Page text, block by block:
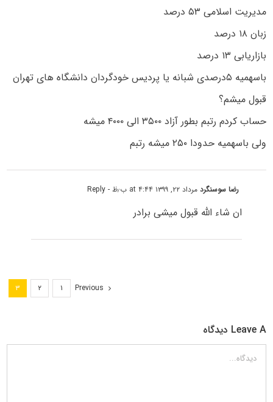
مدیریت اسلامی ۵۳ درصد
زبان ۱۸ درصد
بازاریابی ۱۳ درصد
باسهمیه ۵درصدی شبانه یا پردیس خودگردان دانشگاه های تهران
قبول میشم؟
حساب کردم رتبم بطور آزاد ۳۵۰۰ الی ۴۰۰۰ میشه
ولی باسهمیه حدودا ۲۵۰ میشه رتبم
رضا سوسنگردمرداد ۲۲, ۱۳۹۹ at ۴:۴۴ ب٫ظ - Reply
ان شاء الله قبول میشی برادر
Previous ۱ ۲ ۳
Leave A دیدگاه
دیدگاه